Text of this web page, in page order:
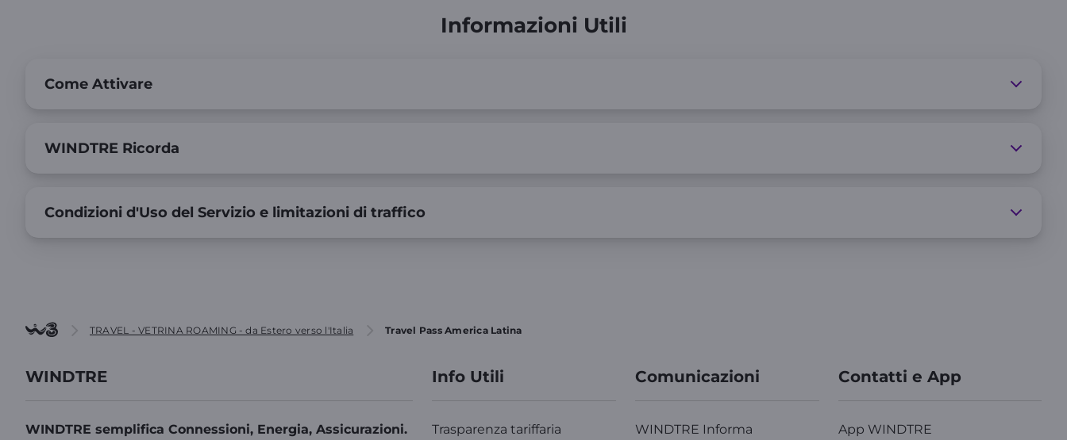
Informazioni Utili
Come Attivare
WINDTRE Ricorda
Condizioni d'Uso del Servizio e limitazioni di traffico
TRAVEL - VETRINA ROAMING - da Estero verso l'Italia Travel Pass America Latina
WINDTRE
WINDTRE semplifica Connessioni, Energia, Assicurazioni.
Info Utili
Trasparenza tariffaria
Comunicazioni
WINDTRE Informa
Contatti e App
App WINDTRE